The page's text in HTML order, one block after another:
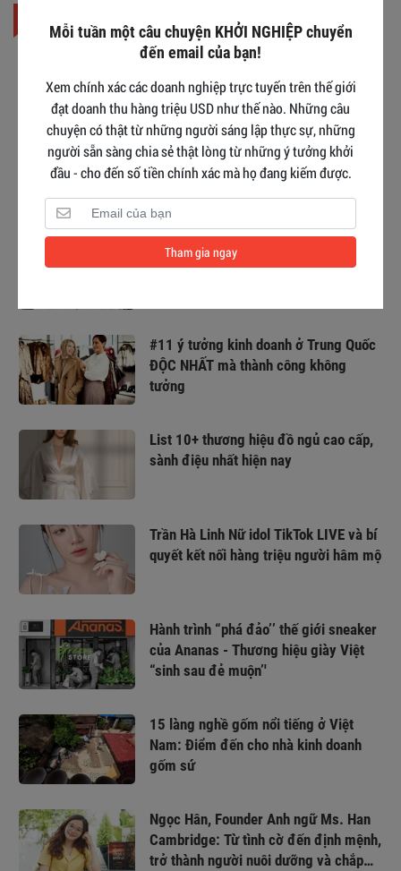
Khởi nghiệp tuổi 40: Kinh nghiệm và
bài học
TOP 12+ ý tưởng khởi nghiệp cho sinh
viên ÍT VỐN - LÀM LÀ THẮNG
#11 phát ngôn của sếp Hoàng Nam
Tiến giúp bạn VƯỢT QUA NIỀM TIN
#11 ý tưởng kinh doanh ở Trung Quốc
ĐỘC NHẤT mà thành công không
tưởng
List 10+ thương hiệu đồ ngủ cao cấp,
sành điệu nhất hiện nay
Trần Hà Linh Nữ idol TikTok LIVE và bí
quyết kết nối hàng triệu người hâm mộ
Hành trình “phá đảo’’ thế giới sneaker
của Ananas - Thương hiệu giày Việt
“sinh sau đẻ muộn’'
15 làng nghề gốm nổi tiếng ở Việt
Nam: Điểm đến cho nhà kinh doanh
gốm sứ
Ngọc Hân, Founder Anh ngữ Ms. Han
Cambridge: Từ tình cờ đến định mệnh,
trở thành người nuôi dưỡng và chắp
Mỗi tuần một câu chuyện KHỞI NGHIỆP chuyển
đến email của bạn!
Xem chính xác các doanh nghiệp trực tuyến trên thế giới
đạt doanh thu hàng triệu USD như thế nào. Những câu
chuyện có thật từ những người sáng lập thực sự, những
người sẵn sàng chia sẻ thật lòng từ những ý tưởng khởi
đầu - cho đến số tiền chính xác mà họ đang kiếm được.
Tham gia ngay